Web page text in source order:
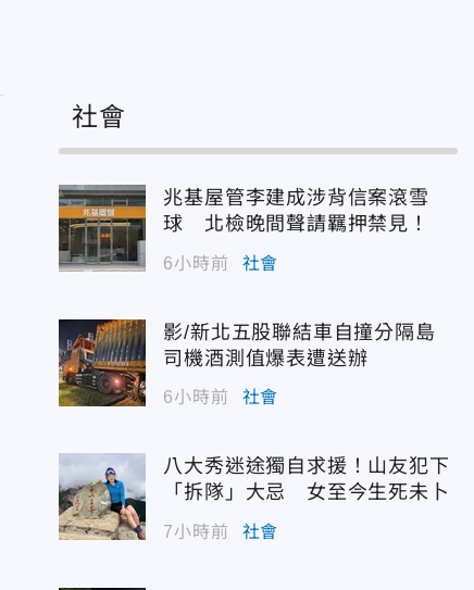
社會
兆基屋管李建成涉背信案滾雪
球 北檢晚間聲請羈押禁見！
6小時前 社會
影/新北五股聯結車自撞分隔島
司機酒測值爆表遭送辦
6小時前 社會
八大秀迷途獨自求援！山友犯下
「拆隊」大忌 女至今生死未卜
7小時前 社會